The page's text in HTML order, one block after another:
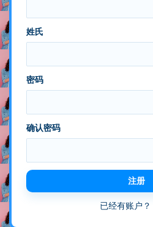
姓氏
密码
确认密码
注册
已经有账户？